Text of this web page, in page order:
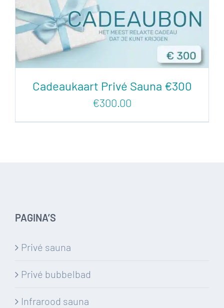
Cadeaukaart Privé Sauna €300
€300.00
PAGINA’S
Privé sauna
Privé bubbelbad
Infrarood sauna